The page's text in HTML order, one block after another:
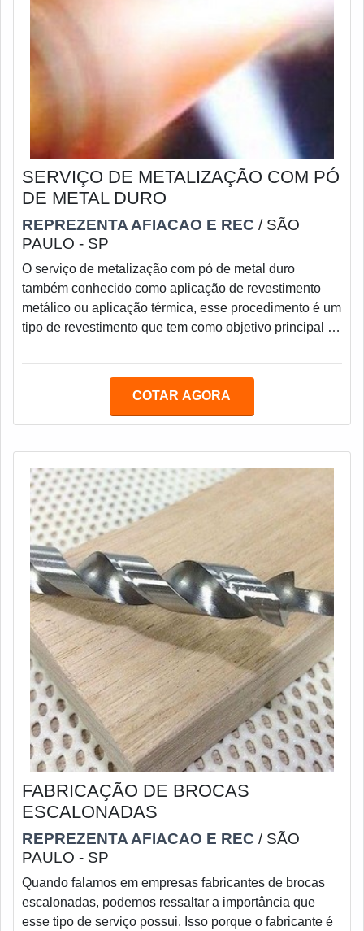
SERVIÇO DE METALIZAÇÃO COM PÓ
DE METAL DURO
REPREZENTA AFIACAO E REC / SÃO
PAULO - SP
O serviço de metalização com pó de metal duro
também conhecido como aplicação de revestimento
metálico ou aplicação térmica, esse procedimento é um
tipo de revestimento que tem como objetivo principal é
e dependendo do resultado esperado pode ser usado
expectativa de resultado, como o desgaste ao calor,
COTAR AGORA
FABRICAÇÃO DE BROCAS
ESCALONADAS
REPREZENTA AFIACAO E REC / SÃO
PAULO - SP
Quando falamos em empresas fabricantes de brocas
escalonadas, podemos ressaltar a importância que
esse tipo de serviço possui. Isso porque o fabricante é